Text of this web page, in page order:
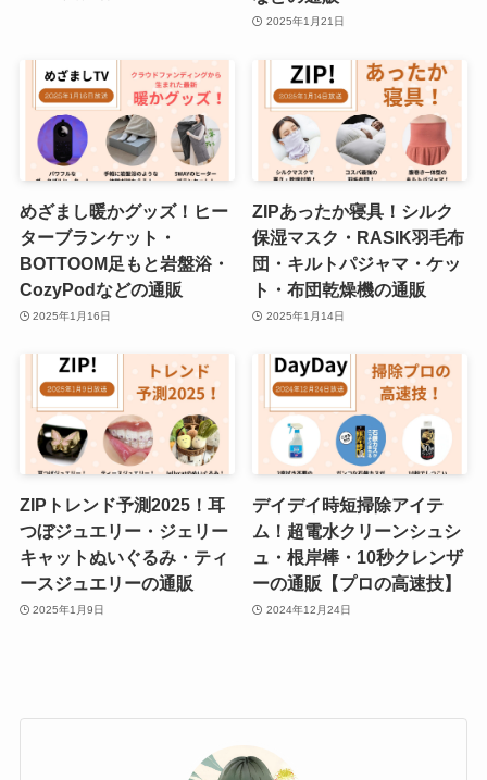
2025年1月21日
めざまし暖かグッズ！ヒー
ターブランケット・
BOTTOOM足もと岩盤浴・
CozyPodなどの通販
2025年1月16日
ZIPあったか寝具！シルク
保湿マスク・RASIK羽毛布
団・キルトパジャマ・ケッ
ト・布団乾燥機の通販
2025年1月14日
ZIPトレンド予測2025！耳
つぼジュエリー・ジェリー
キャットぬいぐるみ・ティ
ースジュエリーの通販
2025年1月9日
デイデイ時短掃除アイテ
ム！超電水クリーンシュシ
ュ・根岸棒・10秒クレンザ
ーの通販【プロの高速技】
2024年12月24日